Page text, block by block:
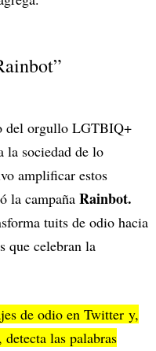
del orgullo LGTBIQ+
la sociedad de lo
amplificar estos
la campaña Rainbot.
tuits de odio hacia
que celebran la
de odio en Twitter y,
las palabras